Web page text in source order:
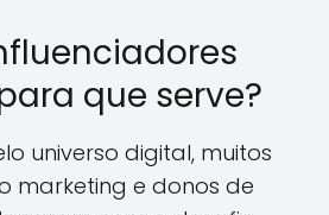
que serve?
universo digital, muitos
marketing e donos de